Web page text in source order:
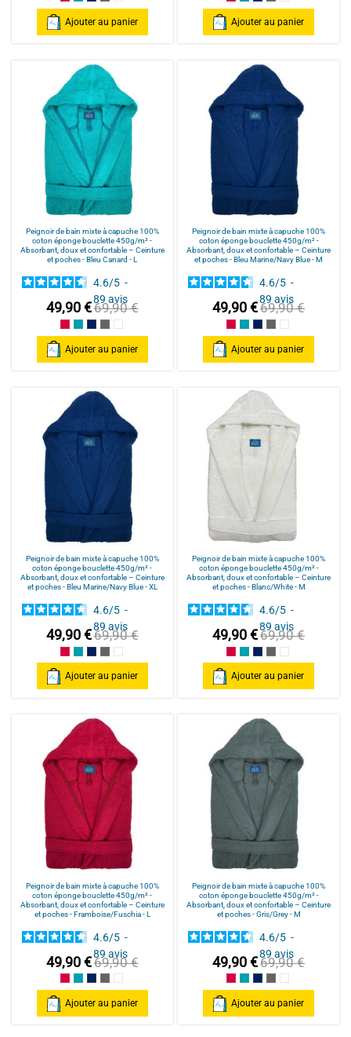
Ajouter au panier
Ajouter au panier
Peignoir de bain mixte à capuche 100%
coton éponge bouclette 450g/m² -
Absorbant, doux et confortable – Ceinture
et poches - Bleu Canard - L
4.6/5 -
89 avis
49,90 €69,90 €
Framboise/Fuschia
Bleu Canard
Bleu Marine/Navy Blue
Gris/Grey
Blanc/White
Ajouter au panier
Peignoir de bain mixte à capuche 100%
coton éponge bouclette 450g/m² -
Absorbant, doux et confortable – Ceinture
et poches - Bleu Marine/Navy Blue - M
4.6/5 -
89avis
49,90 €69,90 €
Framboise/Fuschia
Bleu Canard
Bleu Marine/Navy
Gris/Grey
Blanc/White
Ajouter au panier
Peignoir de bain mixte à capuche 100%
coton éponge bouclette 450g/m² -
Absorbant, doux et confortable – Ceinture
et poches - Bleu Marine/Navy Blue - XL
4.6/5 -
89 avis
49,90 €69,90 €
Framboise/Fuschia
Bleu Canard
Bleu Marine/Navy Blue
Gris/Grey
Blanc/White
Ajouter au panier
Peignoir de bain mixte à capuche 100%
coton éponge bouclette 450g/m² -
Absorbant, doux et confortable – Ceinture
et poches - Blanc/White - M
4.6/5 -
89avis
49,90 €69,90 €
Framboise/Fuschia
Bleu Canard
Bleu Marine/Navy
Gris/Grey
Blanc/White
Ajouter au panier
Peignoir de bain mixte à capuche 100%
coton éponge bouclette 450g/m² -
Absorbant, doux et confortable – Ceinture
et poches - Framboise/Fuschia - L
4.6/5 -
89 avis
49,90 €69,90 €
Framboise/Fuschia
Bleu Canard
Bleu Marine/Navy Blue
Gris/Grey
Blanc/White
Ajouter au panier
Peignoir de bain mixte à capuche 100%
coton éponge bouclette 450g/m² -
Absorbant, doux et confortable – Ceinture
et poches - Gris/Grey - M
4.6/5 -
89avis
49,90 €69,90 €
Framboise/Fuschia
Bleu Canard
Bleu Marine/Navy
Gris/Grey
Blanc/White
Ajouter au panier